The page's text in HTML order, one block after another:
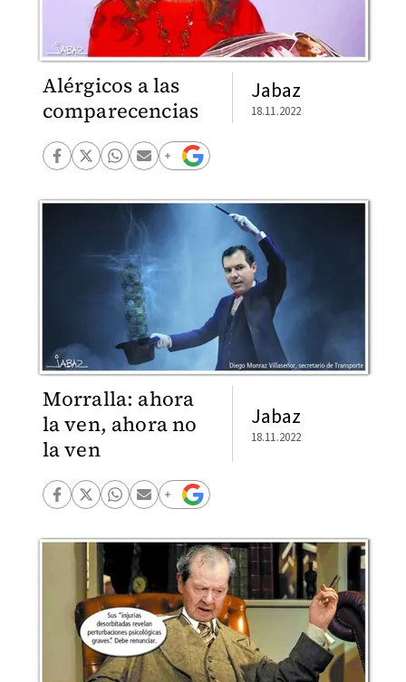
Alérgicos a las
comparecencias
Jabaz
18.11.2022
Morralla: ahora
la ven, ahora no
la ven
Jabaz
18.11.2022